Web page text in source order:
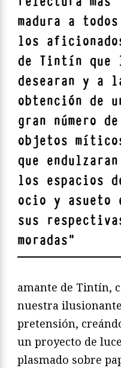
madura a todos
los
de Tintín que
desearan y a
obtención de
gran número de
objetos
que endulzaran
los espacios
ocio y asueto
sus
moradas"
amante de Tintín,
nuestra
pretensión,
un proyecto de
plasmado sobre